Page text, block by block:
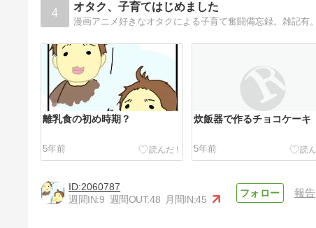
4 オタク、子育てはじめました
漫画アニメ好きなオタクによる子育て奮闘備忘録。雑記有。
離乳食の初め時期？
5年前
炊飯器で作るチョコケーキ
5年前
2060787
週間IN:9 週間OUT:48 月間IN:45
報告